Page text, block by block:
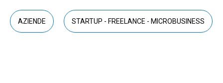
AZIENDE STARTUP - FREELANCE - MICROBUSINESS